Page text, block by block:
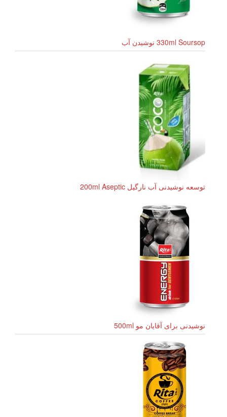
330ml Soursop نوشیدن آب
توسعه نوشیدنی آب نارگیل 200ml Aseptic
نوشیدنی برای آقایان مو 500ml